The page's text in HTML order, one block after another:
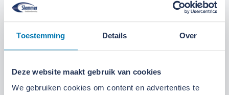
Toestemming Details Over
Deze website maakt gebruik van cookies
We gebruiken cookies om content en advertenties te
Locatie EdeLocatie Ruinerwold
We zijn gevestigd aan de